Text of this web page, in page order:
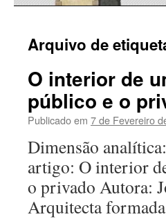
para
conteúdo
Arquivo de
O interior de
público e o
Publicado em 7 de Fevereiro
Dimensão
artigo: O interior
o privado Autora:
Arquitecta